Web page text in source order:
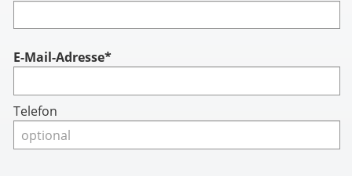
Account
E-Mail-Adresse*
Telefon